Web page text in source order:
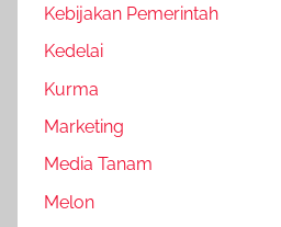
Kebijakan Pemerintah
Kedelai
Kurma
Marketing
Media Tanam
Melon